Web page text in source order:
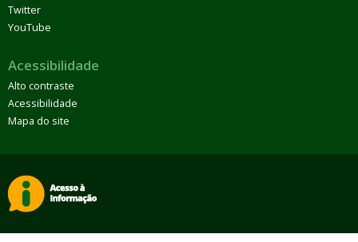
Twitter
YouTube
Acessibilidade
Alto contraste
Acessibilidade
Mapa do site